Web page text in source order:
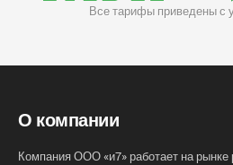
Все тарифы приведены с
О компании
Компания ООО «и7» работает на